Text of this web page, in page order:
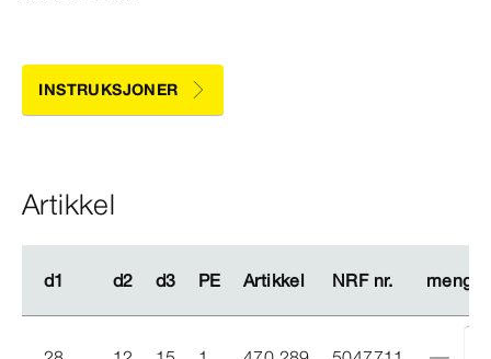
INSTRUKSJONER
Artikkel
d1 d2 d3 PE Artikkel NRF nr.
d1 d2 d3 PE Artikkel NRF nr.